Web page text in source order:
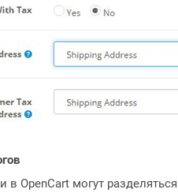
в OpenCart могут